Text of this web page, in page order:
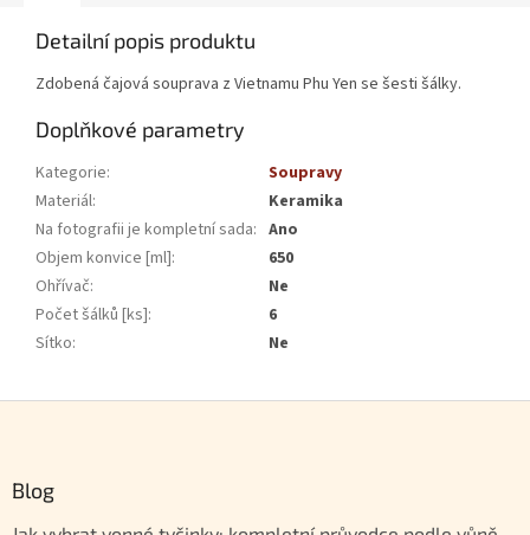
Detailní popis produktu
Zdobená čajová souprava z Vietnamu Phu Yen se šesti šálky.
Doplňkové parametry
Kategorie:
Soupravy
Materiál:
Keramika
Na fotografii je kompletní sada: Ano
Objem konvice [ml]:
650
Ohřívač:
Ne
Počet šálků [ks]:
6
Sítko: Ne
Blog